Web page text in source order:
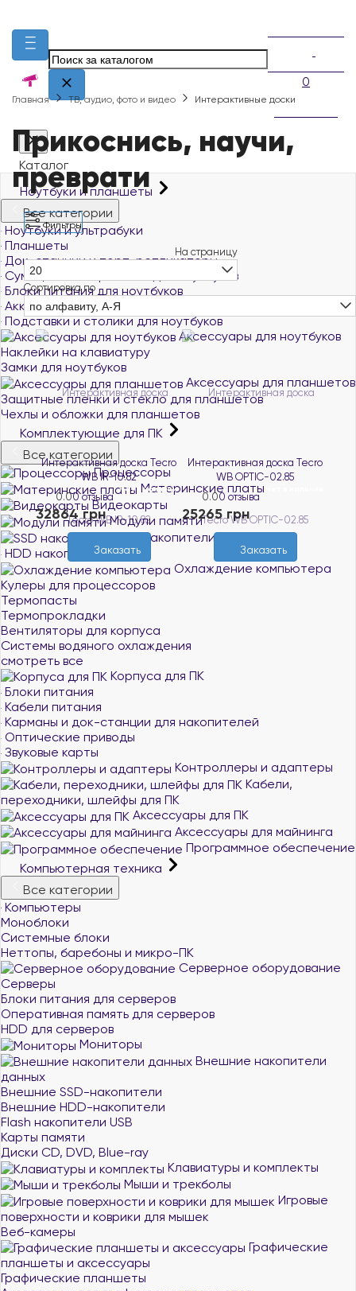
0
Каталог
Ноутбуки и планшеты
Все категории
Ноутбуки и ультрабуки
Планшеты
Док-станции и порт-репликаторы
Сумки, чехлы и рюкзаки для ноутбуков
Блоки питания для ноутбуков
Аккумуляторы для ноутбуков
Подставки и столики для ноутбуков
Аксессуары для ноутбуков
Наклейки на клавиатуру
Замки для ноутбуков
Аксессуары для планшетов
Защитные пленки и стекло для планшетов
Чехлы и обложки для планшетов
Комплектующие для ПК
Все категории
Процессоры
Материнские платы
Видеокарты
Модули памяти
SSD накопители
HDD накопители
Охлаждение компьютера
Кулеры для процессоров
Термопасты
Термопрокладки
Вентиляторы для корпуса
Системы водяного охлаждения
смотреть все
Корпуса для ПК
Блоки питания
Кабели питания
Карманы и док-станции для накопителей
Оптические приводы
Звуковые карты
Контроллеры и адаптеры
Кабели,
переходники, шлейфы для ПК
Аксессуары для ПК
Аксессуары для майнинга
Программное обеспечение
Компьютерная техника
Все категории
Компьютеры
Моноблоки
Системные блоки
Неттопы, баребоны и микро-ПК
Серверное оборудование
Серверы
Блоки питания для серверов
Оперативная память для серверов
HDD для серверов
Мониторы
Внешние накопители
данных
Внешние SSD-накопители
Внешние HDD-накопители
Flash накопители USB
Карты памяти
Диски CD, DVD, Blue-ray
Клавиатуры и комплекты
Мыши и трекболы
Игровые
поверхности и коврики для мышек
Веб-камеры
Графические
планшеты и аксессуары
Графические планшеты
Главная ТВ, аудио, фото и видео Интерактивные доски
Прикоснись, научи,
преврати
Фильтры
На страницу
20
Сортировка по
по алфавиту, А-Я
Интерактивная доска Tecro
WB IR-10.82
0.00 отзыва
Нет в наличии
32864 грн
Заказать
Интерактивная доска Tecro
WB OPTIC-02.85
0.00 отзыва
25265 грн
Заказать